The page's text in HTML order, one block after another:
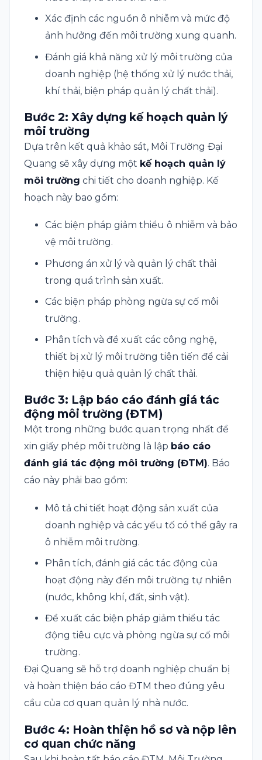
Xác định các nguồn ô nhiễm và mức độ
ảnh hưởng đến môi trường xung quanh.
Đánh giá khả năng xử lý môi trường của
doanh nghiệp (hệ thống xử lý nước thải,
khí thải, biện pháp quản lý chất thải).
Bước 2: Xây dựng kế hoạch quản lý
môi trường
Dựa trên kết quả khảo sát, Môi Trường Đại
Quang sẽ xây dựng một kế hoạch quản lý
môi trường chi tiết cho doanh nghiệp. Kế
hoạch này bao gồm:
Các biện pháp giảm thiểu ô nhiễm và bảo
vệ môi trường.
Phương án xử lý và quản lý chất thải
trong quá trình sản xuất.
Các biện pháp phòng ngừa sự cố môi
trường.
Phân tích và đề xuất các công nghệ,
thiết bị xử lý môi trường tiên tiến để cải
thiện hiệu quả quản lý chất thải.
Bước 3: Lập báo cáo đánh giá tác
động môi trường (ĐTM)
Một trong những bước quan trọng nhất để
xin giấy phép môi trường là lập báo cáo
đánh giá tác động môi trường (ĐTM). Báo
cáo này phải bao gồm:
Mô tả chi tiết hoạt động sản xuất của
doanh nghiệp và các yếu tố có thể gây ra
ô nhiễm môi trường.
Phân tích, đánh giá các tác động của
hoạt động này đến môi trường tự nhiên
(nước, không khí, đất, sinh vật).
Đề xuất các biện pháp giảm thiểu tác
động tiêu cực và phòng ngừa sự cố môi
trường.
Đại Quang sẽ hỗ trợ doanh nghiệp chuẩn bị
và hoàn thiện báo cáo ĐTM theo đúng yêu
cầu của cơ quan quản lý nhà nước.
Bước 4: Hoàn thiện hồ sơ và nộp lên
cơ quan chức năng